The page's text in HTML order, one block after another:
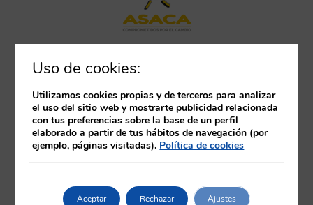
Uso de cookies:
Utilizamos cookies propias y de terceros para analizar
el uso del sitio web y mostrarte publicidad relacionada
con tus preferencias sobre la base de un perfil
elaborado a partir de tus hábitos de navegación (por
ejemplo, páginas visitadas). Política de cookies
Aceptar Rechazar Ajustes